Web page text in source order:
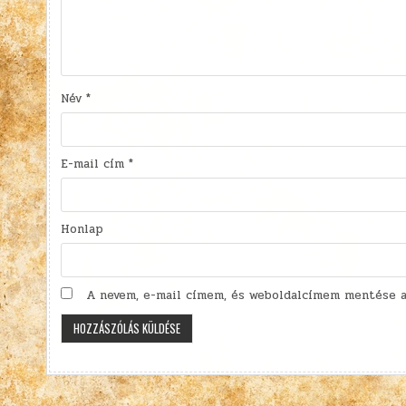
Név*
E-mail cím*
Honlap
A nevem, e-mail címem, és weboldalcímem mentése